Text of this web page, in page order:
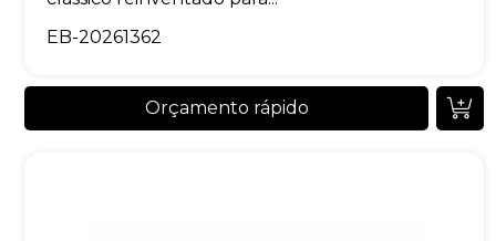
EB-20261362
Orçamento rápido